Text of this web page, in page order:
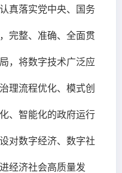
真落实党中央、国务
完整、准确、全面贯
，将数字技术广泛应
理流程优化、模式创
、智能化的政府运行
对数字经济、数字社
经济社会高质量发